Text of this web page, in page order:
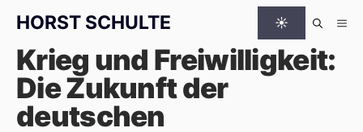
HORST SCHULTE ☀
Krieg und Freiwilligkeit:
Die Zukunft der
deutschen